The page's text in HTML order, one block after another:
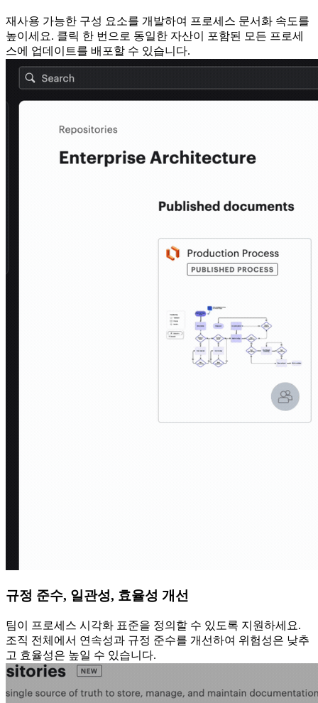
재사용 가능한 구성 요소를 개발하여 프로세스 문서화 속도를
높이세요. 클릭 한 번으로 동일한 자산이 포함된 모든 프로세
스에 업데이트를 배포할 수 있습니다.
규정 준수, 일관성, 효율성 개선
팀이 프로세스 시각화 표준을 정의할 수 있도록 지원하세요.
조직 전체에서 연속성과 규정 준수를 개선하여 위험성은 낮추
고 효율성은 높일 수 있습니다.